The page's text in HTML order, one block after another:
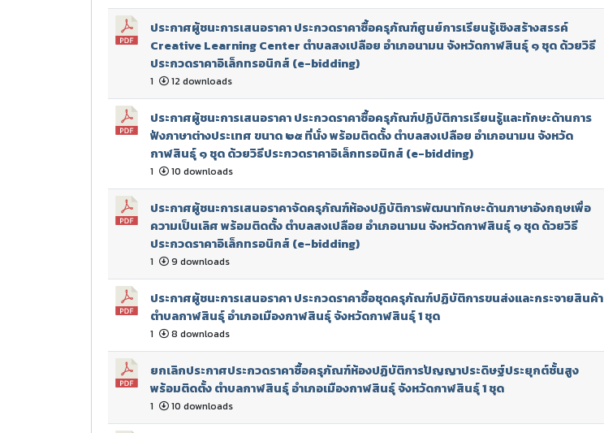
ประกาศผู้ชนะการเสนอราคา ประกวดราคาซื้อครุภัณฑ์ศูนย์การเรียนรู้เชิงสร้างสรรค์
Creative Learning Center ตำบลสงเปลือย อำเภอนามน จังหวัดกาฬสินธุ์ ๑ ชุด ด้วยวิธี
ประกวดราคาอิเล็กทรอนิกส์ (e-bidding)
1 12 downloads
ประกาศผู้ชนะการเสนอราคา ประกวดราคาซื้อครุภัณฑ์ปฏิบัติการเรียนรู้และทักษะด้านการ
ฟังภาษาต่างประเทศ ขนาด ๒๕ ที่นั่ง พร้อมติดตั้ง ตำบลสงเปลือย อำเภอนามน จังหวัด
กาฬสินธุ์ ๑ ชุด ด้วยวิธีประกวดราคาอิเล็กทรอนิกส์ (e-bidding)
1 10 downloads
ประกาศผู้ชนะการเสนอราคาจัดครุภัณฑ์ห้องปฏิบัติการพัฒนาทักษะด้านภาษาอังกฤษเพื่อ
ความเป็นเลิศ พร้อมติดตั้ง ตำบลสงเปลือย อำเภอนามน จังหวัดกาฬสินธุ์ ๑ ชุด ด้วยวิธี
ประกวดราคาอิเล็กทรอนิกส์ (e-bidding)
1 9 downloads
ประกาศผู้ชนะการเสนอราคา ประกวดราคาซื้อชุดครุภัณฑ์ปฏิบัติการขนส่งและกระจายสินค้า
ตำบลกาฬสินธุ์ อำเภอเมืองกาฬสินธุ์ จังหวัดกาฬสินธุ์ 1 ชุด
1 8 downloads
ยกเลิกประกาศประกวดราคาซื้อครุภัณฑ์ห้องปฏิบัติการปัญญาประดิษฐ์ประยุกต์ชั้นสูง
พร้อมติดตั้ง ตำบลกาฬสินธุ์ อำเภอเมืองกาฬสินธุ์ จังหวัดกาฬสินธุ์ 1 ชุด
1 10 downloads